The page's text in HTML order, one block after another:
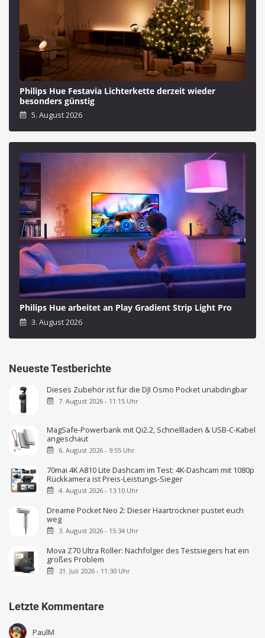
Philips Hue Festavia Lichterkette derzeit wieder
besonders günstig
5. August 2026
Philips Hue arbeitet an Play Gradient Strip Light Pro
3. August 2026
Neueste Testberichte
Dieses Zubehör ist für die DJI Osmo Pocket unabdingbar
7. August 2026 - 11:15 Uhr
MagSafe-Powerbank mit Qi2.2, Schnellladen & USB-C-Kabel
angeschaut
6. August 2026 - 9:55 Uhr
70mai 4K A810 Lite Dashcam im Test: 4K-Dashcam mit 1080p
Rückkamera ist Preis-Leistungs-Sieger
4. August 2026 - 13:10 Uhr
Dreame Pocket Neo 2: Dieser Haartrockner pustet euch
weg
3. August 2026 - 15:34 Uhr
Mova Z70 Ultra Roller: Nachfolger des Testsiegers hat ein
großes Problem
31. Juli 2026 - 11:30 Uhr
Letzte Kommentare
PaulM